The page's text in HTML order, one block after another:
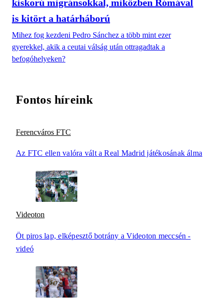
kiskorú migránsokkal, miközben Rómával
is kitört a határháború
Mihez fog kezdeni Pedro Sánchez a több mint ezer
gyerekkel, akik a ceutai válság után ottragadtak a
befogóhelyeken?
Fontos híreink
Ferencváros FTC
Az FTC ellen valóra vált a Real Madrid játékosának álma
Videoton
Öt piros lap, elképesztő botrány a Videoton meccsén -
videó